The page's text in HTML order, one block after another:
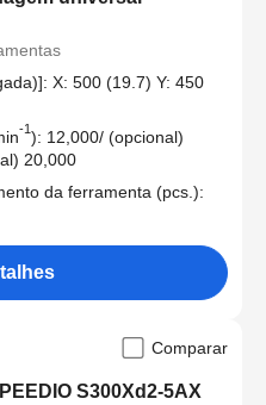
X: 500 (19.7) Y: 450
-1): 12,000/ (opcional)
20,000
da ferramenta (pcs.):
Comparar
S300Xd2-5AX